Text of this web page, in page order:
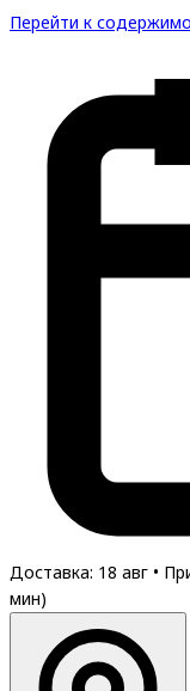
Перейти к
Доставка: 18 авг •
мин)